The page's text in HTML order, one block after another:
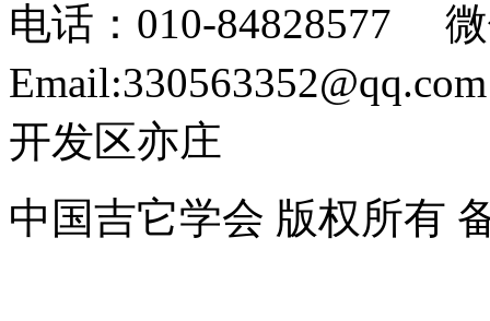
电话：010-84828577
开发区亦庄
中国吉它学会 版权所有